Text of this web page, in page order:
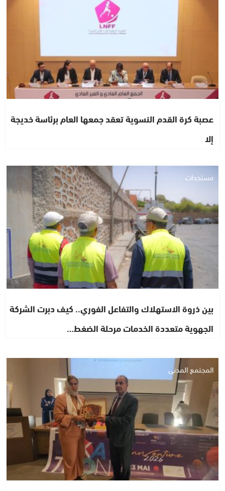
عصبة كرة القدم النسوية تعقد جمعها العام برئاسة خديجة
إلا
مستجدات
بين ذروة الاستهلاك والتفاعل الفوري.. كيف دبرت الشركة
الجهوية متعددة الخدمات مرحلة الضغط…
المجتمع المدني